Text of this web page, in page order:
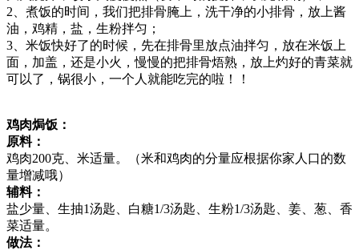
2、煮饭的时间，我们把排骨腌上，洗干净的小排骨，放上酱
油，鸡精，盐，生粉拌匀；
3、米饭快好了的时候，先在排骨里放点油拌匀，放在米饭上
面，加盖，还是小火，慢慢的把排骨焐熟，放上灼好的青菜就
可以了，锅很小，一个人就能吃完的啦！！
鸡肉焗饭：
原料：
鸡肉200克、米适量。（米和鸡肉的分量应根据你家人口的数
量增减哦）
辅料：
盐少量、生抽1汤匙、白糖1/3汤匙、生粉1/3汤匙、姜、葱、香
菜适量。
做法：